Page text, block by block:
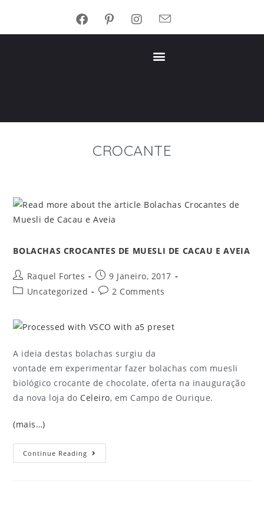
CROCANTE
BOLACHAS CROCANTES DE MUESLI DE CACAU E AVEIA
Raquel Fortes
9 Janeiro, 2017
Uncategorized
2 Comments
A ideia destas bolachas surgiu da
vontade em experimentar fazer bolachas com muesli
biológico crocante de chocolate, oferta na inauguração
da nova loja do Celeiro, em Campo de Ourique.
(mais…)
Continue Reading